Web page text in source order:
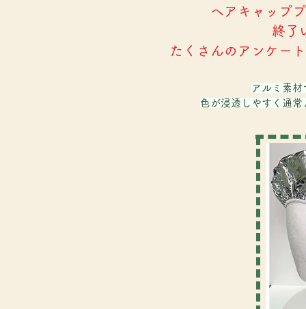
ヘアキャップ
終了
たくさんのアンケー
アルミ素
色が浸透しやすく通